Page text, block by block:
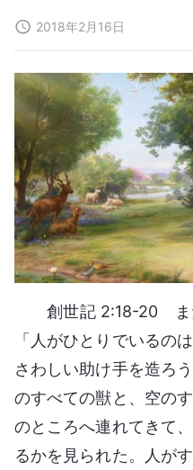
2018年2月16日
創世記 2:18-20 ま
「人がひとりでいるの
さわしい助け手を造ろ
のすべての獣と、空の
のところへ連れてきて
るかを見られた。人が